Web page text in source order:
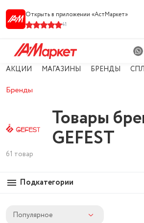
Открыть в приложении «АстМарке‪т‬»
41
АКЦИИ МАГАЗИНЫ БРЕНДЫ
Бренды
Товары
GEFEST
61 товар
Подкатегории
Популярное